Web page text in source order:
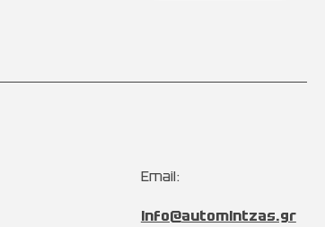
Email:
info@automintzas.gr